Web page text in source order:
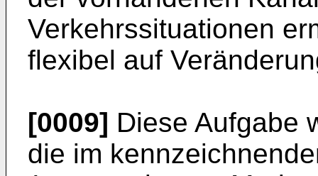
Verkehrssituationen
flexibel auf
[0009] Diese Aufgabe
die im